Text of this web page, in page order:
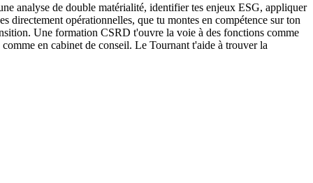
analyse de double matérialité, identifier tes enjeux ESG, appliquer
directement opérationnelles, que tu montes en compétence sur ton
Une formation CSRD t'ouvre la voie à des fonctions comme
en cabinet de conseil. Le Tournant t'aide à trouver la